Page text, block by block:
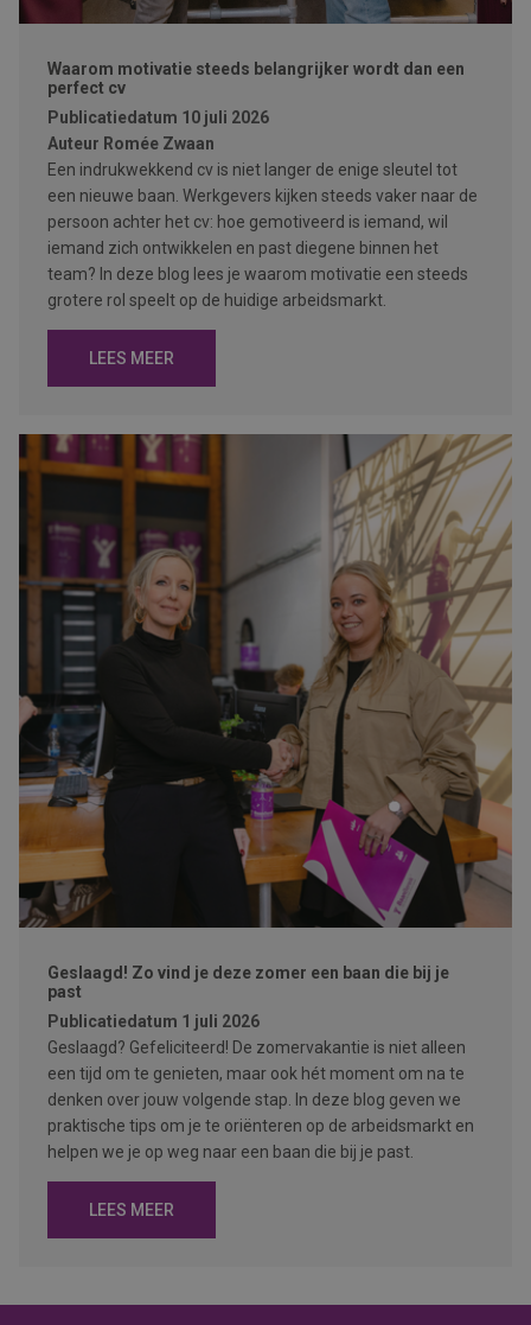
Waarom motivatie steeds belangrijker wordt dan een
perfect cv
Publicatiedatum 10 juli 2026
Auteur Romée Zwaan
Een indrukwekkend cv is niet langer de enige sleutel tot
een nieuwe baan. Werkgevers kijken steeds vaker naar de
persoon achter het cv: hoe gemotiveerd is iemand, wil
iemand zich ontwikkelen en past diegene binnen het
team? In deze blog lees je waarom motivatie een steeds
grotere rol speelt op de huidige arbeidsmarkt.
LEES MEER
Geslaagd! Zo vind je deze zomer een baan die bij je
past
Publicatiedatum 1 juli 2026
Geslaagd? Gefeliciteerd! De zomervakantie is niet alleen
een tijd om te genieten, maar ook hét moment om na te
denken over jouw volgende stap. In deze blog geven we
praktische tips om je te oriënteren op de arbeidsmarkt en
helpen we je op weg naar een baan die bij je past.
LEES MEER